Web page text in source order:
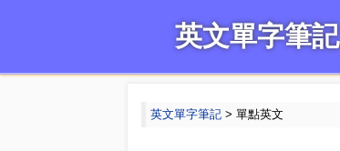
英文單字筆記
英文單字筆記> 單點英文